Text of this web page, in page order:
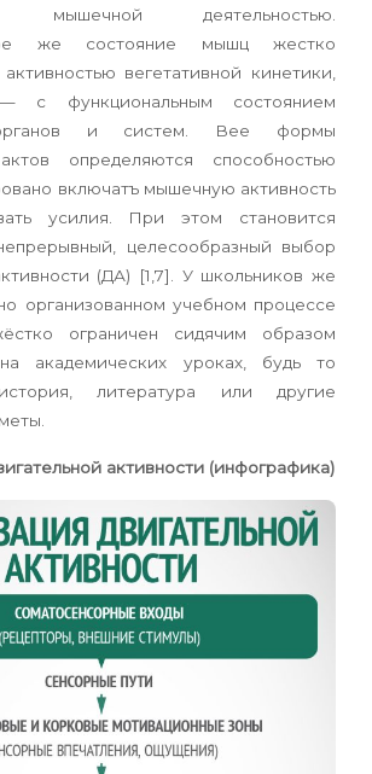
мышечной деятельностью.
же состояние мышц жестко
вегетативной кинетики,
функциональным состоянием
органов и систем. Вее формы
определяются способностью
включатъ мышечную активность
усилия. При этом становится
целесообразный выбор
(ДА) [1,7]. У школьников же
организованном учебном процессе
ограничен сидячим образом
на академических уроках, будь то
литература или другие
активности (инфографика)